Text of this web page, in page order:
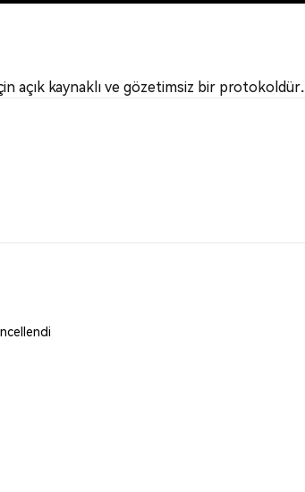
açık kaynaklı ve gözetimsiz bir protokoldür.